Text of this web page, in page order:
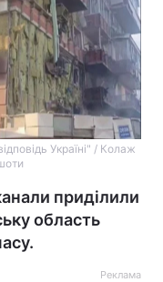
Україні" / Колаж
приділили
область
Реклама